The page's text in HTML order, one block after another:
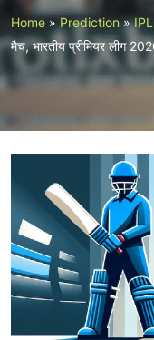
Home » Prediction»IPL
मैच, भारतीय प्रीमियर लीग